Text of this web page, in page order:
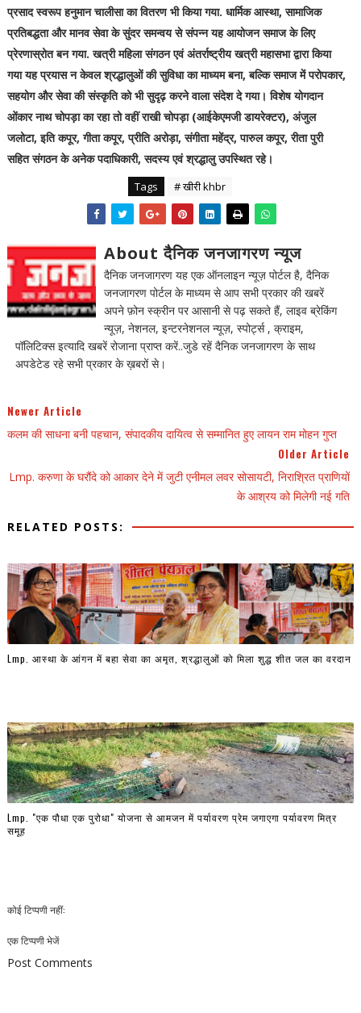
प्रसाद स्वरूप हनुमान चालीसा का वितरण भी किया गया. धार्मिक आस्था, सामाजिक
प्रतिबद्धता और मानव सेवा के सुंदर समन्वय से संपन्न यह आयोजन समाज के लिए
प्रेरणास्रोत बन गया. खत्री महिला संगठन एवं अंतर्राष्ट्रीय खत्री महासभा द्वारा किया
गया यह प्रयास न केवल श्रद्धालुओं की सुविधा का माध्यम बना, बल्कि समाज में परोपकार,
सहयोग और सेवा की संस्कृति को भी सुदृढ़ करने वाला संदेश दे गया। विशेष योगदान
ओंकार नाथ चोपड़ा का रहा तो वहीं राखी चोपड़ा (आईकेएमजी डायरेक्टर), अंजुल
जलोटा, इति कपूर, गीता कपूर, प्रीति अरोड़ा, संगीता महेंद्र, पारुल कपूर, रीता पुरी
सहित संगठन के अनेक पदाधिकारी, सदस्य एवं श्रद्धालु उपस्थित रहे।
Tags # खीरी khbr
About दैनिक जनजागरण न्यूज
दैनिक जनजागरण यह एक ऑनलाइन न्यूज़ पोर्टल है, दैनिक
जनजागरण पोर्टल के माध्यम से आप सभी प्रकार की खबरें
अपने फ़ोन स्क्रीन पर आसानी से पढ़ सकते हैं, लाइव ब्रेकिंग
न्यूज़, नेशनल, इन्टरनेशनल न्यूज़, स्पोर्ट्स , क्राइम,
पॉलिटिक्स इत्यादि खबरें रोजाना प्राप्त करें..जुडे रहें दैनिक जनजागरण के साथ
अपडेटेड रहे सभी प्रकार के ख़बरों से।
Newer Article
कलम की साधना बनी पहचान, संपादकीय दायित्व से सम्मानित हुए लायन राम मोहन गुप्त
Older Article
Lmp. करुणा के घरौंदे को आकार देने में जुटी एनीमल लवर सोसायटी, निराश्रित प्राणियों
के आश्रय को मिलेगी नई गति
RELATED POSTS:
Lmp. आस्था के आंगन में बहा सेवा का अमृत, श्रद्धालुओं को मिला शुद्ध शीत जल का वरदान
Lmp. "एक पौधा एक पुरोधा" योजना से आमजन में पर्यावरण प्रेम जगाएगा पर्यावरण मित्र
समूह
कोई टिप्पणी नहीं:
एक टिप्पणी भेजें
Post Comments